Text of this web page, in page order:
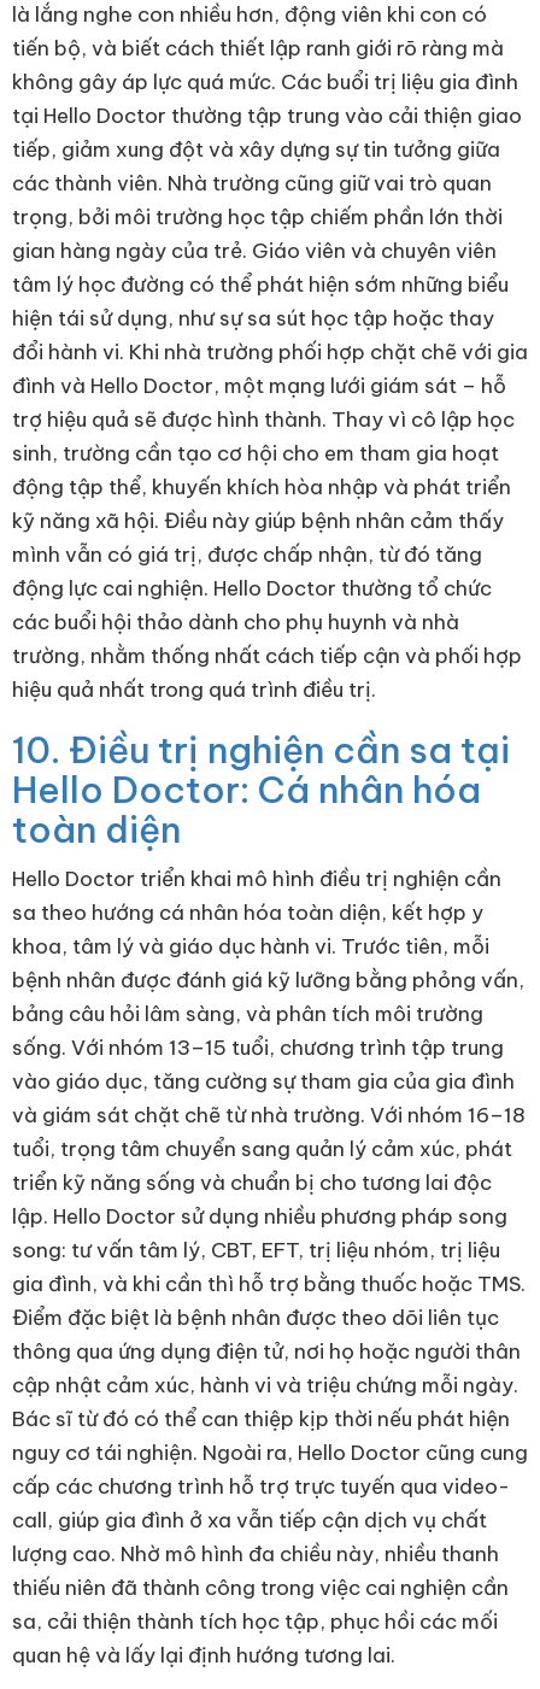
là lắng nghe con nhiều hơn, động viên khi con có
tiến bộ, và biết cách thiết lập ranh giới rõ ràng mà
không gây áp lực quá mức. Các buổi trị liệu gia đình
tại Hello Doctor thường tập trung vào cải thiện giao
tiếp, giảm xung đột và xây dựng sự tin tưởng giữa
các thành viên. Nhà trường cũng giữ vai trò quan
trọng, bởi môi trường học tập chiếm phần lớn thời
gian hàng ngày của trẻ. Giáo viên và chuyên viên
tâm lý học đường có thể phát hiện sớm những biểu
hiện tái sử dụng, như sự sa sút học tập hoặc thay
đổi hành vi. Khi nhà trường phối hợp chặt chẽ với gia
đình và Hello Doctor, một mạng lưới giám sát – hỗ
trợ hiệu quả sẽ được hình thành. Thay vì cô lập học
sinh, trường cần tạo cơ hội cho em tham gia hoạt
động tập thể, khuyến khích hòa nhập và phát triển
kỹ năng xã hội. Điều này giúp bệnh nhân cảm thấy
mình vẫn có giá trị, được chấp nhận, từ đó tăng
động lực cai nghiện. Hello Doctor thường tổ chức
các buổi hội thảo dành cho phụ huynh và nhà
trường, nhằm thống nhất cách tiếp cận và phối hợp
hiệu quả nhất trong quá trình điều trị.
10. Điều trị nghiện cần sa tại
Hello Doctor: Cá nhân hóa
toàn diện
Hello Doctor triển khai mô hình điều trị nghiện cần
sa theo hướng cá nhân hóa toàn diện, kết hợp y
khoa, tâm lý và giáo dục hành vi. Trước tiên, mỗi
bệnh nhân được đánh giá kỹ lưỡng bằng phỏng vấn,
bảng câu hỏi lâm sàng, và phân tích môi trường
sống. Với nhóm 13–15 tuổi, chương trình tập trung
vào giáo dục, tăng cường sự tham gia của gia đình
và giám sát chặt chẽ từ nhà trường. Với nhóm 16–18
tuổi, trọng tâm chuyển sang quản lý cảm xúc, phát
triển kỹ năng sống và chuẩn bị cho tương lai độc
lập. Hello Doctor sử dụng nhiều phương pháp song
song: tư vấn tâm lý, CBT, EFT, trị liệu nhóm, trị liệu
gia đình, và khi cần thì hỗ trợ bằng thuốc hoặc TMS.
Điểm đặc biệt là bệnh nhân được theo dõi liên tục
thông qua ứng dụng điện tử, nơi họ hoặc người thân
cập nhật cảm xúc, hành vi và triệu chứng mỗi ngày.
Bác sĩ từ đó có thể can thiệp kịp thời nếu phát hiện
nguy cơ tái nghiện. Ngoài ra, Hello Doctor cũng cung
cấp các chương trình hỗ trợ trực tuyến qua video-
call, giúp gia đình ở xa vẫn tiếp cận dịch vụ chất
lượng cao. Nhờ mô hình đa chiều này, nhiều thanh
thiếu niên đã thành công trong việc cai nghiện cần
sa, cải thiện thành tích học tập, phục hồi các mối
quan hệ và lấy lại định hướng tương lai.